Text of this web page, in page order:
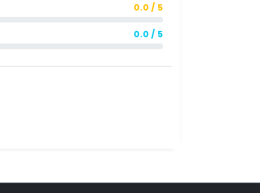
0.0 / 5
0.0 / 5